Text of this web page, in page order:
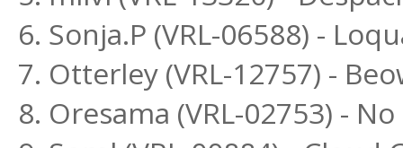
6. Sonja.P (VRL-06588) -
7. Otterley (VRL-12757) -
8. Oresama (VRL-02753) -